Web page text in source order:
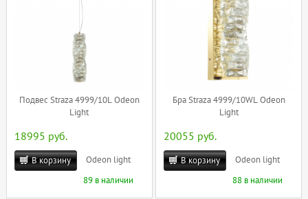
Подвес Straza 4999/10L Odeon
Light
18995 руб.
В корзину
Odeon light
89 в наличии
Бра Straza 4999/10WL Odeon
Light
20055 руб.
В корзину
Odeon light
88 в наличии